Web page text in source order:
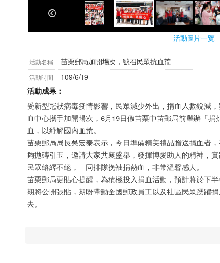
活動圖片一覽
活動名稱 苗栗郵局加開場次，號召民眾抗血荒
活動時間 109/6/19
活動成果：
受新型冠狀病毒疫情影響，民眾減少外出，捐血人數銳減
血中心攜手加開場次，6月19日假苗栗中苗郵局前舉辦「
血，以紓解國內血荒。
苗栗郵局局長吳宏泰表示，今日準備精美禮品贈送捐血者
夠拋磚引玉，邀請大家共襄盛舉，發揮博愛助人的精神，
民眾絡繹不絕，一同排隊挽袖捐熱血，非常溫馨感人。
苗栗郵局更貼心提醒，為積極投入捐血活動，預計將於下
期將公開張貼，期盼帶動全國郵政員工以及社區民眾踴躍
去。